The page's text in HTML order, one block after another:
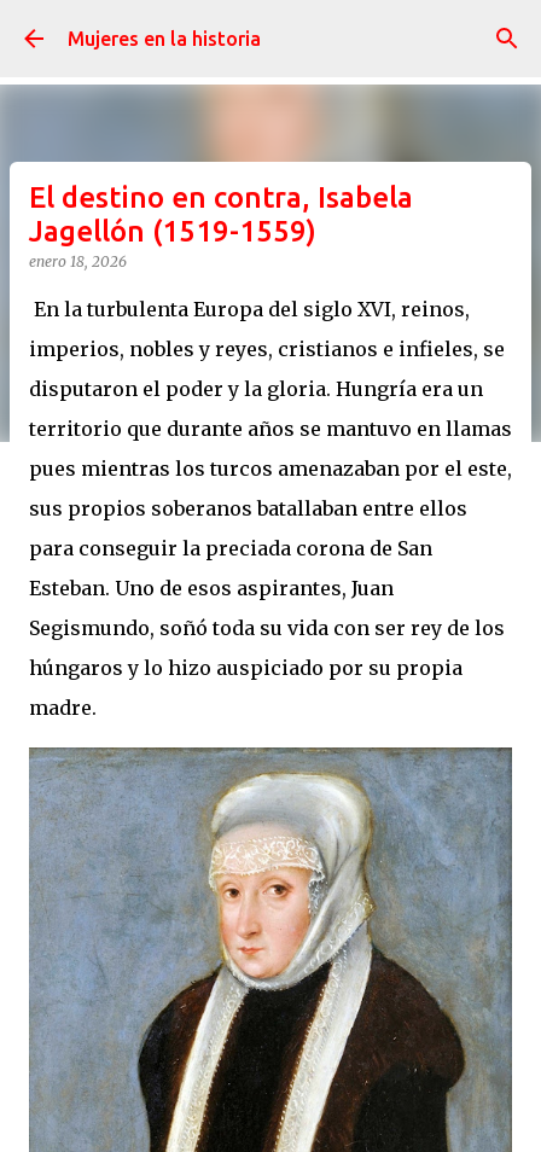
Ir al contenido principal
Mujeres en la historia
El destino en contra, Isabela
Jagellón (1519-1559)
enero 18, 2026
En la turbulenta Europa del siglo XVI, reinos,
imperios, nobles y reyes, cristianos e infieles, se
disputaron el poder y la gloria. Hungría era un
territorio que durante años se mantuvo en llamas
pues mientras los turcos amenazaban por el este,
sus propios soberanos batallaban entre ellos
para conseguir la preciada corona de San
Esteban. Uno de esos aspirantes, Juan
Segismundo, soñó toda su vida con ser rey de los
húngaros y lo hizo auspiciado por su propia
madre.